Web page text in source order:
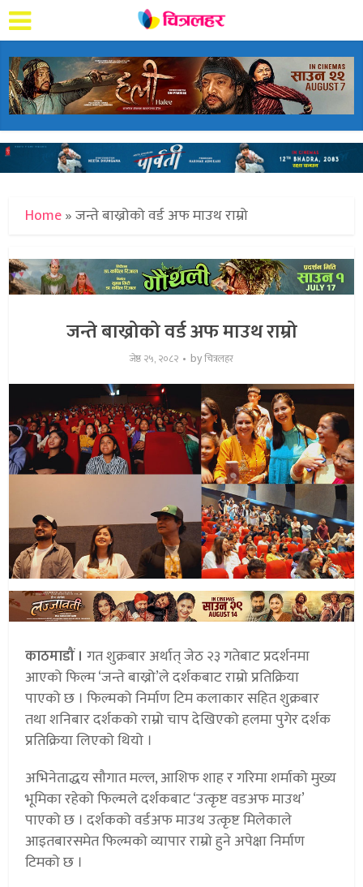
Home»जन्ते बाख्रोको वर्ड अफ माउथ राम्रो
जन्ते बाख्रोको वर्ड अफ माउथ राम्रो
जेष्ठ २५, २०८२ byचित्रलहर
काठमाडौं । गत शुक्रबार अर्थात् जेठ २३ गतेबाट प्रदर्शनमा
आएको फिल्म ‘जन्ते बाख्रो’ले दर्शकबाट राम्रो प्रतिक्रिया
पाएको छ । फिल्मको निर्माण टिम कलाकार सहित शुक्रबार
तथा शनिबार दर्शकको राम्रो चाप देखिएको हलमा पुगेर दर्शक
प्रतिक्रिया लिएको थियो ।
अभिनेताद्धय सौगात मल्ल, आशिफ शाह र गरिमा शर्माको मुख्य
भूमिका रहेको फिल्मले दर्शकबाट ‘उत्कृष्ट वडअफ माउथ’
पाएको छ । दर्शकको वर्डअफ माउथ उत्कृष्ट मिलेकाले
आइतबारसमेत फिल्मको व्यापार राम्रो हुने अपेक्षा निर्माण
टिमको छ ।